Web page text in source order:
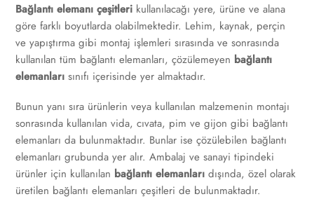
Bağlantı elemanı çeşitleri kullanılacağı yere, ürüne ve alana
göre farklı boyutlarda olabilmektedir. Lehim, kaynak, perçin
ve yapıştırma gibi montaj işlemleri sırasında ve sonrasında
kullanılan tüm bağlantı elemanları, çözülemeyen bağlantı
elemanları sınıfı içerisinde yer almaktadır.
Bunun yanı sıra ürünlerin veya kullanılan malzemenin montajı
sonrasında kullanılan vida, cıvata, pim ve gijon gibi bağlantı
elemanları da bulunmaktadır. Bunlar ise çözülebilen bağlantı
elemanları grubunda yer alır. Ambalaj ve sanayi tipindeki
ürünler için kullanılan bağlantı elemanlarıdışında, özel olarak
üretilen bağlantı elemanları çeşitleri de bulunmaktadır.